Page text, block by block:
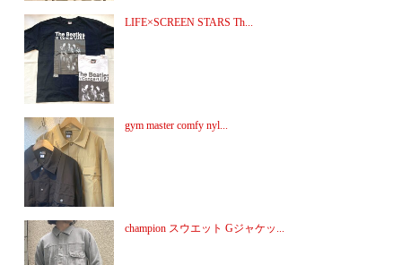
LIFE×SCREEN STARS Th...
gym master comfy nyl...
champion スウエット Gジャケッ...